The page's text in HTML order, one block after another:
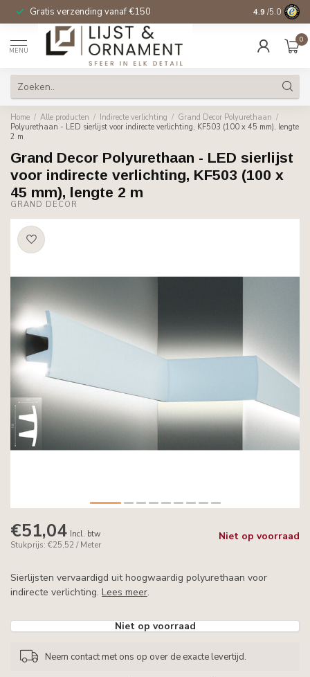
Gratis verzending vanaf €150 14 dagen
4.9 /5.0
MENU
0
Home / Alle producten / Indirecte verlichting / Grand Decor Polyurethaan /
Polyurethaan - LED sierlijst voor indirecte verlichting, KF503 (100 x 45 mm), lengte
2 m
Grand Decor Polyurethaan - LED sierlijst
voor indirecte verlichting, KF503 (100 x
45 mm), lengte 2 m
GRAND DECOR
€51,04 Incl. btw
Stukprijs: €25,52 / Meter
Niet op voorraad
Sierlijsten vervaardigd uit hoogwaardig polyurethaan voor
indirecte verlichting. Lees meer.
Niet op voorraad
Neem contact met ons op over de exacte levertijd.